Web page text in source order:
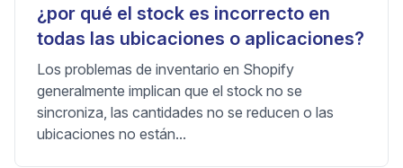
¿por qué el stock es incorrecto en
todas las ubicaciones o aplicaciones?
Los problemas de inventario en Shopify
generalmente implican que el stock no se
sincroniza, las cantidades no se reducen o las
ubicaciones no están...